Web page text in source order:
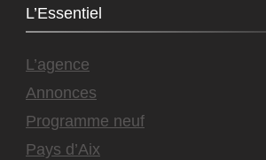
L’Essentiel
L’agence
Annonces
Programme neuf
Pays d’Aix